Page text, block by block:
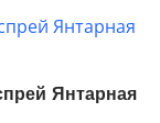
Янтарная